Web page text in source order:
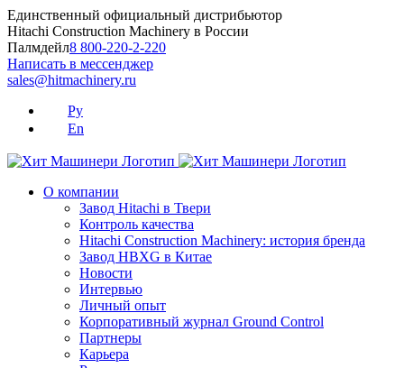
Skip
to
content
Единственный официальный дистрибьютор
Hitachi Construction Machinery в России
Палмдейл8 800-220-2-220
Написать в мессенджер
sales@hitmachinery.ru
Ру
En
О компании
Завод Hitachi в Твери
Контроль качества
Hitachi Construction Machinery: история бренда
Завод HBXG в Китае
Новости
Интервью
Личный опыт
Корпоративный журнал Ground Control
Партнеры
Карьера